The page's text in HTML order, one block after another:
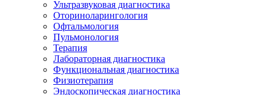
Ультразвуковая диагностика
Оториноларингология
Офтальмология
Пульмонология
Терапия
Лабораторная диагностика
Функциональная диагностика
Физиотерапия
Эндоскопическая диагностика